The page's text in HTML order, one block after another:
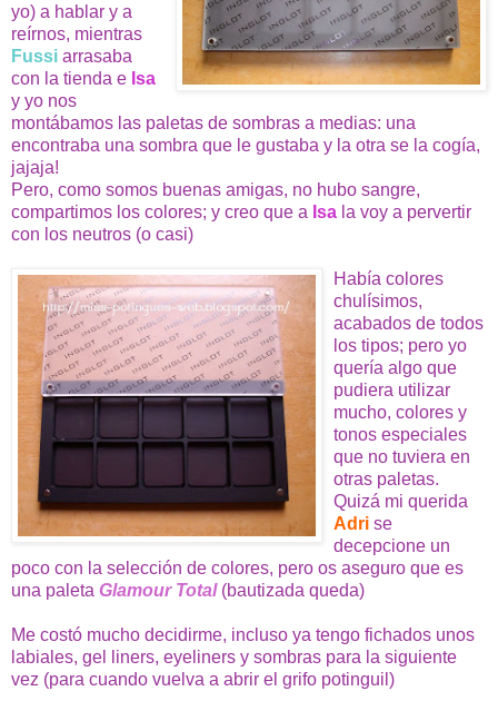
yo) a hablar y a
reírnos, mientras
Fussi arrasaba
con la tienda e Isa
y yo nos
montábamos las paletas de sombras a medias: una
encontraba una sombra que le gustaba y la otra se la cogía,
jajaja!
Pero, como somos buenas amigas, no hubo sangre,
compartimos los colores; y creo que a Isa la voy a pervertir
con los neutros (o casi)
Había colores
chulísimos,
acabados de todos
los tipos; pero yo
quería algo que
pudiera utilizar
mucho, colores y
tonos especiales
que no tuviera en
otras paletas.
Quizá mi querida
Adri se
decepcione un
poco con la selección de colores, pero os aseguro que es
una paleta Glamour Total(bautizada queda)
Me costó mucho decidirme, incluso ya tengo fichados unos
labiales, gel liners, eyeliners y sombras para la siguiente
vez (para cuando vuelva a abrir el grifo potinguil)